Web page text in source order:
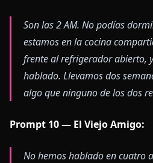
Son las 2 AM. No podías
estamos en la cocina
frente al refrigerador abierto,
hablado. Llevamos dos
algo que ninguno de los dos
Prompt 10 — El Viejo Amigo:
No hemos hablado en cuatro